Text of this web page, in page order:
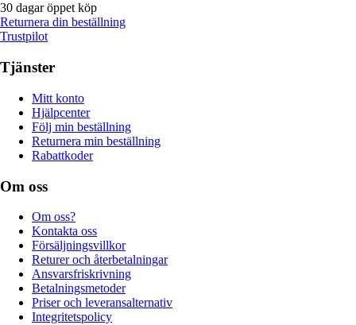
30 dagar öppet köp
Returnera din beställning
Trustpilot
Tjänster
Mitt konto
Hjälpcenter
Följ min beställning
Returnera min beställning
Rabattkoder
Om oss
Om oss?
Kontakta oss
Försäljningsvillkor
Returer och återbetalningar
Ansvarsfriskrivning
Betalningsmetoder
Priser och leveransalternativ
Integritetspolicy